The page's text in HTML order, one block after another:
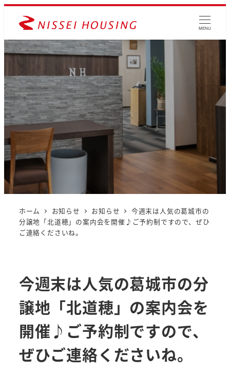
MENU
ホーム お知らせ お知らせ
今週末は人気の葛城市の
分譲地「北道穂」の案内会を開催♪ご予約制ですので、ぜひ
ご連絡くださいね。
今週末は人気の葛城市の分
譲地「北道穂」の案内会を
開催♪ご予約制ですので、
ぜひご連絡くださいね。